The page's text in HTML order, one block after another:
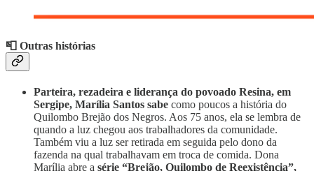
📮 Outras histórias
Parteira, rezadeira e liderança do povoado Resina, em
Sergipe, Marília Santos sabe como poucos a história do
Quilombo Brejão dos Negros. Aos 75 anos, ela se lembra de
quando a luz chegou aos trabalhadores da comunidade.
Também viu a luz ser retirada em seguida pelo dono da
fazenda na qual trabalhavam em troca de comida. Dona
Marília abre a série “Brejão, Quilombo de Reexistência”,